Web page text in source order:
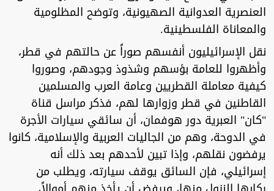
العنصرية العدوانية الصهيونية، وتوضح المظلومية
والمعاناة الفلسطينية.
نقل الإسرائيليون أنفسهم صوراً عن حالتهم في قطر،
وأظهروا للعامة بؤسهم وشذوذ وجودهم، وصوروا
كيفية معاملة القطريين وعامة العرب والمسلمين
القاطنين في قطر وزوارها لهم، فذكر مراسل قناة
"كان" العبرية دور هوفمان، أن سائقي سيارات الأجرة
في الدوحة، وهم من الجاليات العربية والإسلامية، كانوا
يرفضون نقلهم، وإذا تبين لأحدهم بعد ذلك أنه
إسرائيلي، فإن السائق يوقف سيارته، ويطلب من